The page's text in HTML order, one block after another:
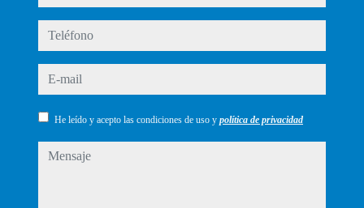
teléfono
e-mail
He leído y acepto las condiciones de uso y política de privacidad
mensaje